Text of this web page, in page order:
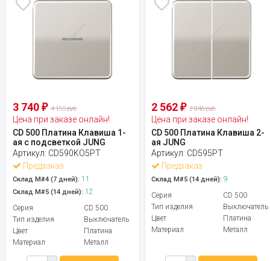
3 740 ₽ 4 155 руб.
Цена при заказе онлайн!
CD 500 Платина Клавиша 1-
ая с подсветкой JUNG
Артикул: CD590KO5PT
Предзаказ
Склад М#4 (7 дней): 11
Склад М#5 (14 дней): 12
Серия
CD 500
Тип изделия
Выключатель
Цвет
Платина
Материал
Металл
2 562₽ 2 846 руб.
Цена при заказе онлайн!
CD 500 Платина Клавиша 2-
ая JUNG
Артикул: CD595PT
Предзаказ
Склад М#5 (14 дней): 9
Серия
CD 500
Тип изделия
Выключатель
Цвет
Платина
Материал
Металл